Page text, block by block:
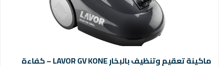
ماكينة تعقيم وتنظيف بالبخار LAVOR GV KONE – كفاءة